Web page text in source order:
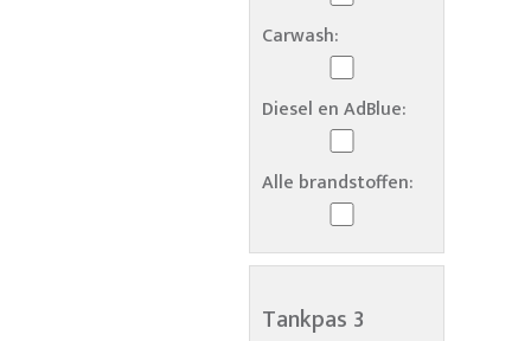
Carwash:
Diesel en AdBlue:
Alle brandstoffen:
Tankpas 3